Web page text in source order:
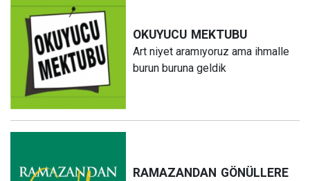
OKUYUCU MEKTUBU
Art niyet aramıyoruz ama ihmalle
burun buruna geldik
RAMAZANDAN GÖNÜLLERE